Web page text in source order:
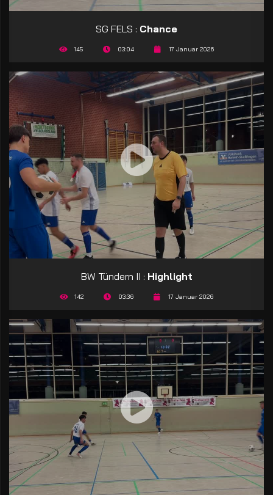
SG FELS : Chance
145 03:04 17 Januar 2026
BW Tündern II : Highlight
142 03:36 17 Januar 2026